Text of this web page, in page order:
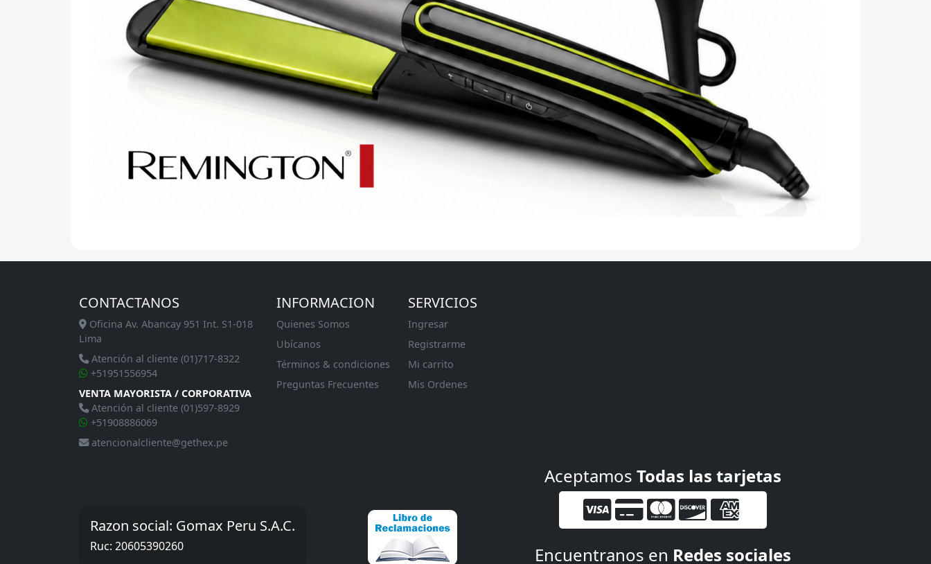
CONTACTANOS
Oficina Av. Abancay 951 Int. S1-018
Lima
Atención al cliente (01)717-8322
+51951556954
VENTA MAYORISTA / CORPORATIVA
Atención al cliente (01)597-8929
+51908886069
atencionalcliente@gethex.pe
INFORMACION
Quienes Somos
Ubícanos
Términos & condiciones
Preguntas Frecuentes
SERVICIOS
Ingresar
Registrarme
Mi carrito
Mis Ordenes
Razon social: Gomax Peru S.A.C.
Ruc: 20605390260
Aceptamos Todas las tarjetas
Encuentranos en Redes sociales